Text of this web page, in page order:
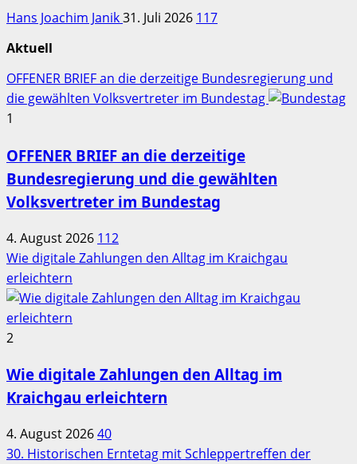
Hans Joachim Janik31. Juli 2026 117
Aktuell
OFFENER BRIEF an die derzeitige Bundesregierung und
die gewählten Volksvertreter im Bundestag
1
OFFENER BRIEF an die derzeitige
Bundesregierung und die gewählten
Volksvertreter im Bundestag
4. August 2026 112
Wie digitale Zahlungen den Alltag im Kraichgau
erleichtern
2
Wie digitale Zahlungen den Alltag im
Kraichgau erleichtern
4. August 202640
30. Historischen Erntetag mit Schleppertreffen der